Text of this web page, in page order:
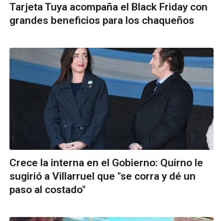
Tarjeta Tuya acompaña el Black Friday con
grandes beneficios para los chaqueños
Crece la interna en el Gobierno: Quirno le
sugirió a Villarruel que "se corra y dé un
paso al costado"